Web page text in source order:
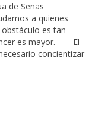
de Señas
a quienes
es tan
es mayor.⠀⠀⠀El
concientizar